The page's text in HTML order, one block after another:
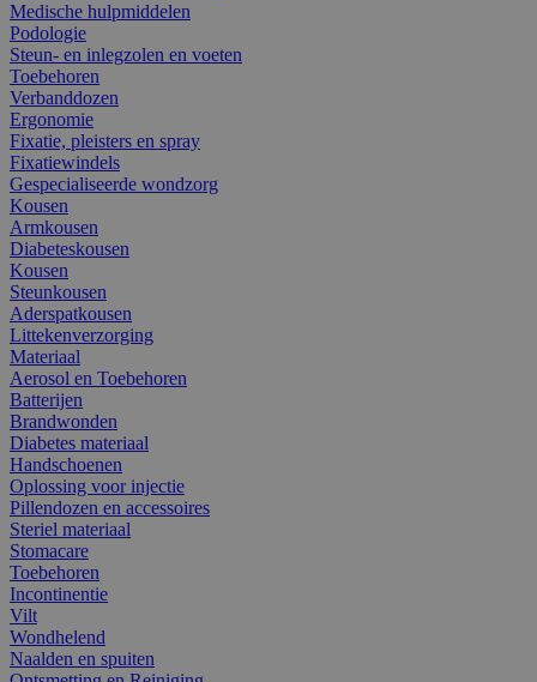
Medische hulpmiddelen
Podologie
Steun- en inlegzolen en voeten
Toebehoren
Verbanddozen
Ergonomie
Fixatie, pleisters en spray
Fixatiewindels
Gespecialiseerde wondzorg
Kousen
Armkousen
Diabeteskousen
Kousen
Steunkousen
Aderspatkousen
Littekenverzorging
Materiaal
Aerosol en Toebehoren
Batterijen
Brandwonden
Diabetes materiaal
Handschoenen
Oplossing voor injectie
Pillendozen en accessoires
Steriel materiaal
Stomacare
Toebehoren
Incontinentie
Vilt
Wondhelend
Naalden en spuiten